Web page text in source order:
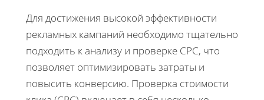
Для достижения высокой эффективности
рекламных кампаний необходимо тщательно
подходить к анализу и проверке CPC, что
позволяет оптимизировать затраты и
повысить конверсию. Проверка стоимости